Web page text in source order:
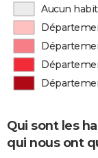
Aucun
Qui sont les
qui nous ont